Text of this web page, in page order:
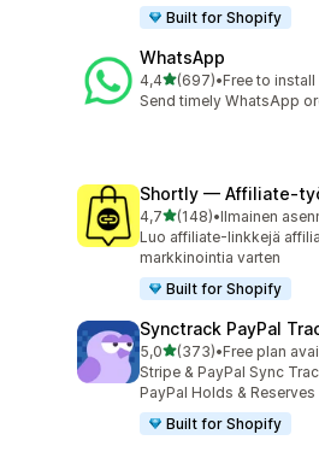
Built for Shopify
WhatsApp
4,4/ 5 tähteä
(697)
697 arvostelua yhteensä
•Free to install
Send timely WhatsApp
Shortly —
4,7/ 5 tähteä
(148)
148 arvostelua yhteensä
•Ilmainen
Luo affiliate-linkkejä
markkinointia varten
Built for Shopify
Synctrack PayPal
5,0/ 5 tähteä
(373)
373 arvostelua yhteensä
•Free plan
Stripe & PayPal Sync
PayPal Holds & Reserves
Built for Shopify